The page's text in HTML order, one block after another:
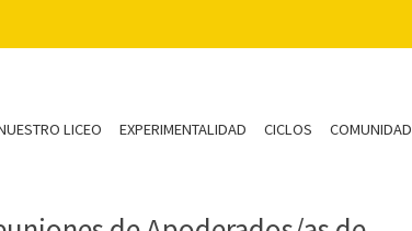
LICEO EXPERIMENTALIDAD CICLOS COMUNIDAD